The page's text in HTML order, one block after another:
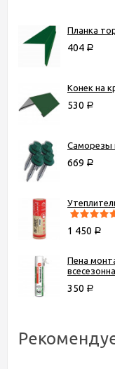
Планка
404 Р
Конек на
530 Р
Саморезы
669 Р
1 450 Р
Пена
350 Р